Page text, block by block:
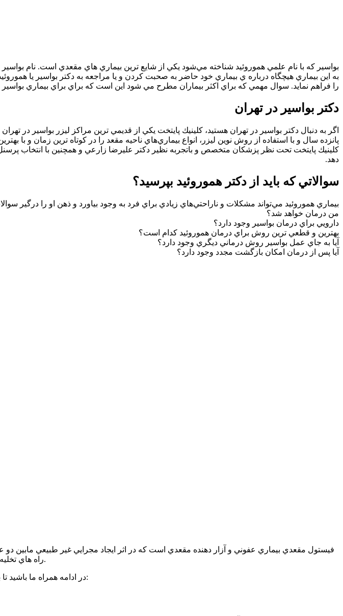
بواسير كه با نام علمي هموروئيد شناخته مي‌شود يكي از شايع ترين بيماري هاي مقعدي است. نام
به اين بيماري هيچگاه درباره ي بيماري خود حاضر به صحبت كردن و يا مراجعه به دكتر بواسير يا
را فراهم نمايد. سوال مهمي كه براي اكثر بيماران مطرح مي شود اين است كه براي براي بيماري بواسير
دكتر بواسير در تهران
اگر به دنبال دكتر بواسير در تهران هستيد، كلينيك پايتخت يكي از قديمي ترين مراكز ليزر بواسير در
پانزده سال و با استفاده از روش نوين ليزر، انواع بيماري‌هاي ناحيه مقعد را در كوتاه ترين زمان و با
كلينيك پايتخت تحت نظر پزشكان متخصص و باتجربه نظير دكتر عليرضا زارعي و همچنين با انتخاب
دهد.
سوالاتي كه بايد از دكتر هموروئيد بپرسيد؟
بيماري هموروئيد مي‌تواند مشكلات و ناراحتي‌هاي زيادي براي فرد به وجود بياورد و ذهن او را درگير
من درمان خواهد شد؟
دارويي براي درمان بواسير وجود دارد؟
بهترين و قطعي ترين روش براي درمان هموروئيد كدام است؟
آيا به جاي عمل بواسير روش درماني ديگري وجود دارد؟
آيا پس از درمان امكان بازگشت مجدد وجود دارد؟
فيستول مقعدي بيماري عفوني و آزار دهنده مقعدي است كه در اثر ايجاد مجرايي غير طبيعي
راه هاي تخليه عفونت اين عارضه هستند و نكته حائز اهميت براي بيماران، هزينه درمان فيستول با ليزر و جراحي است.
در ادامه همراه ما باشيد تا به سوالات شما درباره اين بيماري، علائم و دلايل و هزينه درمان فيستول با روش‌هاي گوناگون پاسخ دهيم: